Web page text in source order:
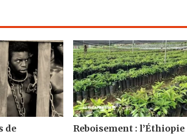
de
Reboisement : l’Éthiopie